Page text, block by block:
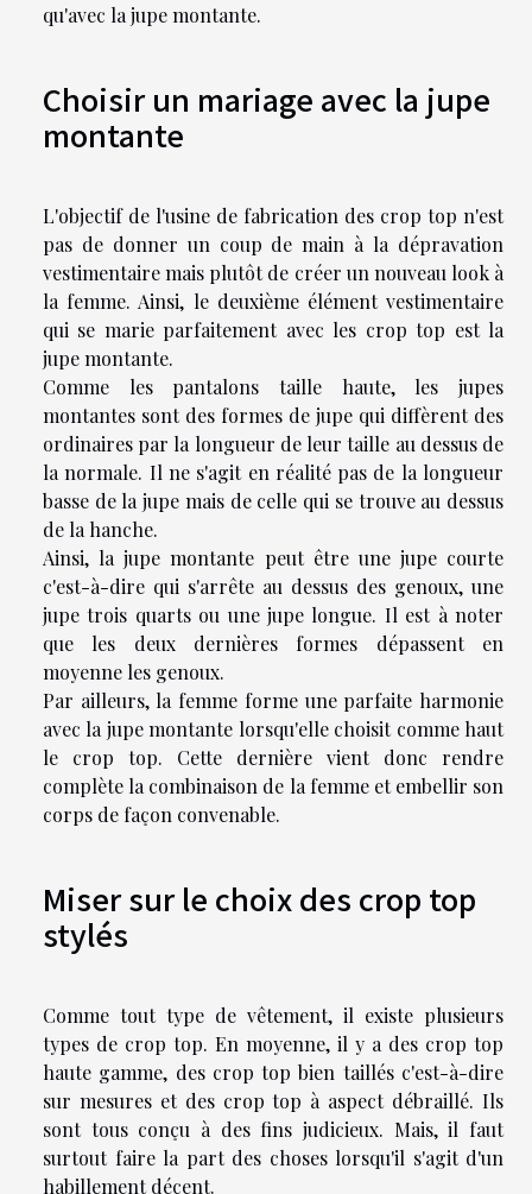
qu'avec la jupe montante.
Choisir un mariage avec la jupe
montante
L'objectif de l'usine de fabrication des crop top n'est
pas de donner un coup de main à la dépravation
vestimentaire mais plutôt de créer un nouveau look à
la femme. Ainsi, le deuxième élément vestimentaire
qui se marie parfaitement avec les crop top est la
jupe montante.
Comme les pantalons taille haute, les jupes
montantes sont des formes de jupe qui diffèrent des
ordinaires par la longueur de leur taille au dessus de
la normale. Il ne s'agit en réalité pas de la longueur
basse de la jupe mais de celle qui se trouve au dessus
de la hanche.
Ainsi, la jupe montante peut être une jupe courte
c'est-à-dire qui s'arrête au dessus des genoux, une
jupe trois quarts ou une jupe longue. Il est à noter
que les deux dernières formes dépassent en
moyenne les genoux.
Par ailleurs, la femme forme une parfaite harmonie
avec la jupe montante lorsqu'elle choisit comme haut
le crop top. Cette dernière vient donc rendre
complète la combinaison de la femme et embellir son
corps de façon convenable.
Miser sur le choix des crop top
stylés
Comme tout type de vêtement, il existe plusieurs
types de crop top. En moyenne, il y a des crop top
haute gamme, des crop top bien taillés c'est-à-dire
sur mesures et des crop top à aspect débraillé. Ils
sont tous conçu à des fins judicieux. Mais, il faut
surtout faire la part des choses lorsqu'il s'agit d'un
habillement décent.